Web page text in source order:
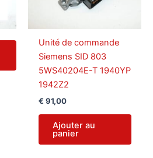
Unité de commande
Siemens SID 803
5WS40204E-T 1940YP
1942Z2
€ 91,00
Ajouter au
panier